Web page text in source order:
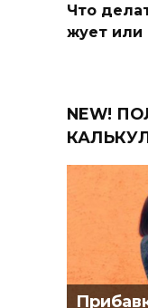
Что
жует или
NEW!